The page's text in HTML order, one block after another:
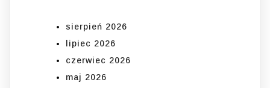
sierpień 2026
lipiec 2026
czerwiec 2026
maj 2026